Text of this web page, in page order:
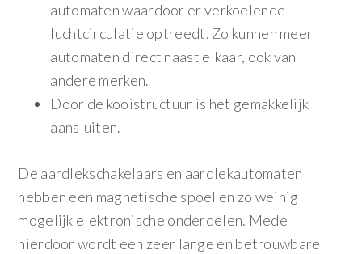
automaten waardoor er verkoelende
luchtcirculatie optreedt. Zo kunnen meer
automaten direct naast elkaar, ook van
andere merken.
Door de kooistructuur is het gemakkelijk
aansluiten.
De aardlekschakelaars en aardlekautomaten
hebben een magnetische spoel en zo weinig
mogelijk elektronische onderdelen. Mede
hierdoor wordt een zeer lange en betrouwbare